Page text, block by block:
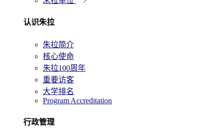
认识朱拉
朱拉简介
核心使命
朱拉100周年
重要访客
大学排名
Program Accreditation
行政管理